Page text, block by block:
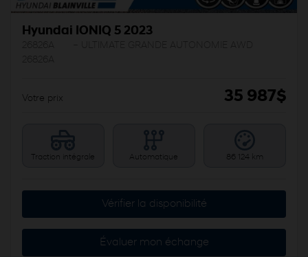
Hyundai IONIQ 5 2023
Votre prix 35 987$
Traction intégrale Automatique 86 124 km
Vérifier la disponibilité
Évaluer mon échange